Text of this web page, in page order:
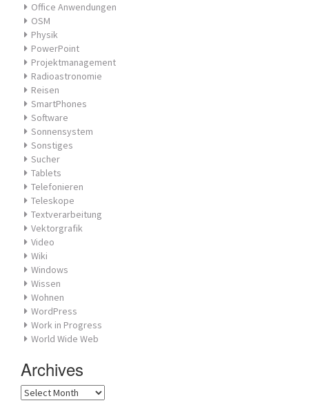
Office Anwendungen
OSM
Physik
PowerPoint
Projektmanagement
Radioastronomie
Reisen
SmartPhones
Software
Sonnensystem
Sonstiges
Sucher
Tablets
Telefonieren
Teleskope
Textverarbeitung
Vektorgrafik
Video
Wiki
Windows
Wissen
Wohnen
WordPress
Work in Progress
World Wide Web
Archives
Archives